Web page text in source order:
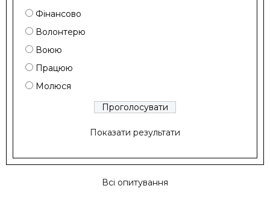
Фінансово
Волонтерю
Воюю
Працюю
Молюся
Показати результати
Всі опитування